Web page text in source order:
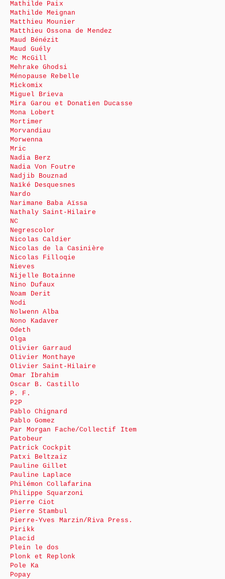
Mathilde Paix
Mathilde Meignan
Matthieu Mounier
Matthieu Ossona de Mendez
Maud Bénézit
Maud Guély
Mc McGill
Mehrake Ghodsi
Ménopause Rebelle
Mickomix
Miguel Brieva
Mira Garou et Donatien Ducasse
Mona Lobert
Mortimer
Morvandiau
Morwenna
Mric
Nadia Berz
Nadia Von Foutre
Nadjib Bouznad
Naïké Desquesnes
Nardo
Narimane Baba Aïssa
Nathaly Saint-Hilaire
NC
Negrescolor
Nicolas Caldier
Nicolas de la Casinière
Nicolas Filloqie
Nieves
Nijelle Botainne
Nino Dufaux
Noam Derit
Nodi
Nolwenn Alba
Nono Kadaver
Odeth
Olga
Olivier Garraud
Olivier Monthaye
Olivier Saint-Hilaire
Omar Ibrahim
Oscar B. Castillo
P. F.
P2P
Pablo Chignard
Pablo Gomez
Par Morgan Fache/Collectif Item
Patobeur
Patrick Cockpit
Patxi Beltzaiz
Pauline Gillet
Pauline Laplace
Philémon Collafarina
Philippe Squarzoni
Pierre Ciot
Pierre Stambul
Pierre-Yves Marzin/Riva Press.
Pirikk
Placid
Plein le dos
Plonk et Replonk
Pole Ka
Popay